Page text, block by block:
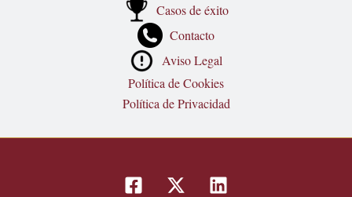
Casos de éxito
Contacto
Aviso Legal
Política de Cookies
Política de Privacidad